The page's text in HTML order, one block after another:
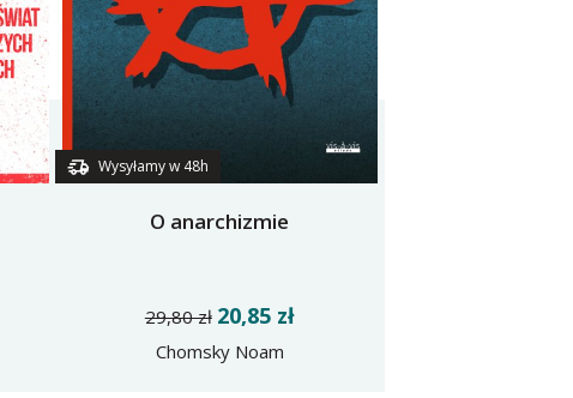
Wysyłamy w 48h
O anarchizmie
29,80 zł 20,85 zł
Chomsky Noam